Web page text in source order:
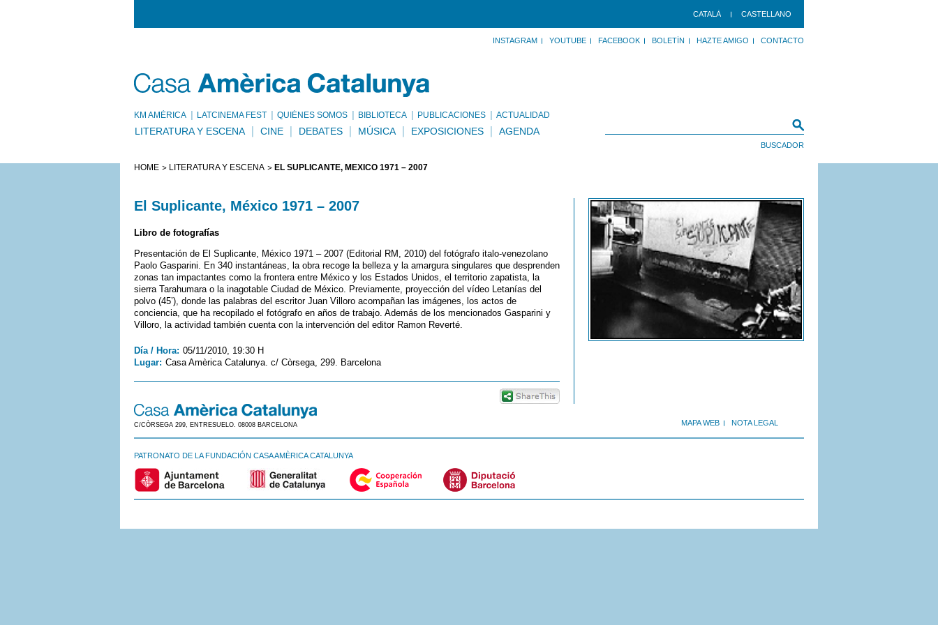
CATALÀ CASTELLANO
INSTAGRAM YOUTUBE FACEBOOK BOLETÍN HAZTE AMIGO CONTACTO
KM AMÈRICA LATCINEMA FEST QUIÉNES SOMOS BIBLIOTECA PUBLICACIONES ACTUALIDAD
LITERATURA Y ESCENA CINE DEBATES MÚSICA EXPOSICIONES AGENDA
HOME LITERATURA Y ESCENA EL SUPLICANTE, MÉXICO 1971 – 2007
El Suplicante, México 1971 – 2007
Libro de fotografías
Presentación de El Suplicante, México 1971 – 2007 (Editorial RM, 2010) del fotógrafo italo-venezolano
Paolo Gasparini. En 340 instantáneas, la obra recoge la belleza y la amargura singulares que desprenden
zonas tan impactantes como la frontera entre México y los Estados Unidos, el territorio zapatista, la
sierra Tarahumara o la inagotable Ciudad de México. Previamente, proyección del vídeo Letanías del
polvo (45’), donde las palabras del escritor Juan Villoro acompañan las imágenes, los actos de
conciencia, que ha recopilado el fotógrafo en años de trabajo. Además de los mencionados Gasparini y
Villoro, la actividad también cuenta con la intervención del editor Ramon Reverté.
Día / Hora: 05/11/2010, 19:30 H
Lugar: Casa Amèrica Catalunya. c/ Còrsega, 299. Barcelona
MAPA WEB NOTA LEGAL
C/CÒRSEGA 299, ENTRESUELO. 08008 BARCELONA
PATRONATO DE LA FUNDACIÓN CASA AMÈRICA CATALUNYA